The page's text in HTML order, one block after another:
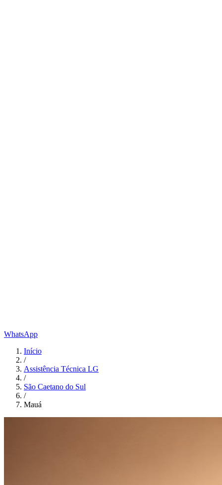
WhatsApp
Início
/
Assistência Técnica LG
/
São Caetano do Sul
/
Mauá